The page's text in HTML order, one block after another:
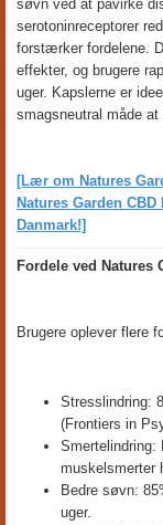
søvn ved at påvirke
serotoninreceptorer
forstærker fordelene.
effekter, og brugere
uger. Kapslerne er
smagsneutral måde at
[Lær om Natures
Natures Garden
Danmark!]
Fordele ved Natures
Brugere oplever flere
Stresslindring:
(Frontiers in
Smertelindring:
muskelsmerter
Bedre søvn:
uger.